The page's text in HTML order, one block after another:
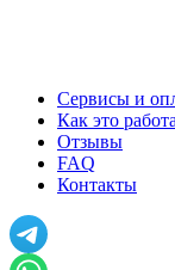
Сервисы и
Как это
Отзывы
FAQ
Контакты